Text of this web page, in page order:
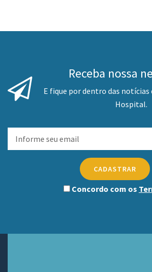
Receba nossa
E fique por dentro das notícias
Hospital.
CADASTRAR
Concordo com os